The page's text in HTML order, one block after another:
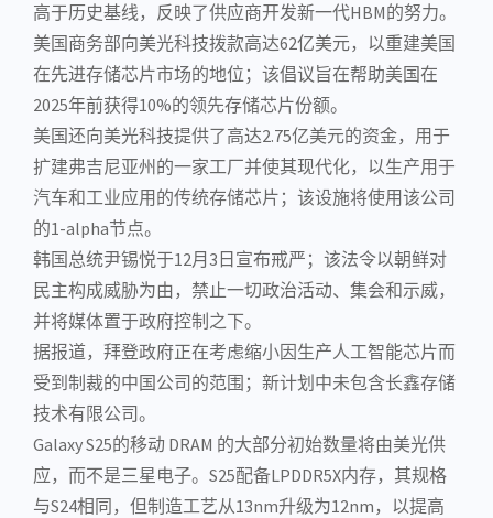
高于历史基线，反映了供应商开发新一代HBM的努力。
美国商务部向美光科技拨款高达62亿美元，以重建美国
在先进存储芯片市场的地位；该倡议旨在帮助美国在
2025年前获得10%的领先存储芯片份额。
美国还向美光科技提供了高达2.75亿美元的资金，用于
扩建弗吉尼亚州的一家工厂并使其现代化，以生产用于
汽车和工业应用的传统存储芯片；该设施将使用该公司
的1-alpha节点。
韩国总统尹锡悦于12月3日宣布戒严；该法令以朝鲜对
民主构成威胁为由，禁止一切政治活动、集会和示威，
并将媒体置于政府控制之下。
据报道，拜登政府正在考虑缩小因生产人工智能芯片而
受到制裁的中国公司的范围；新计划中未包含长鑫存储
技术有限公司。
Galaxy S25的移动 DRAM 的大部分初始数量将由美光供
应，而不是三星电子。S25配备LPDDR5X内存，其规格
与S24相同，但制造工艺从13nm升级为12nm，以提高